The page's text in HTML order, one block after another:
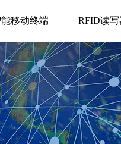
移动终端 RFID读写